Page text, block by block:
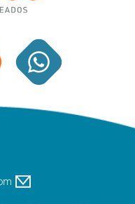
W
h